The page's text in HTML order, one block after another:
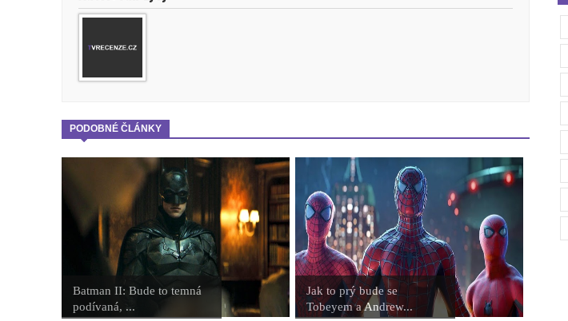
PODOBNÉ ČLÁNKY
Batman II: Bude to temná
podívaná, ...
Jak to prý bude se
Tobeyem a Andrew...